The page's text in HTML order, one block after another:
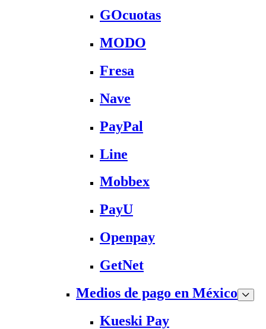
GOcuotas
MODO
Fresa
Nave
PayPal
Line
Mobbex
PayU
Openpay
GetNet
Medios de pago en México
Kueski Pay